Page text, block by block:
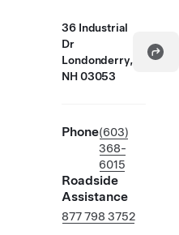
36 Industrial
Dr
Londonderry,
NH 03053
Phone(603)
368-
6015
Roadside
Assistance
877 798 3752